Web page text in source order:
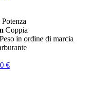
Potenza
Coppia
Peso in ordine di marcia
€